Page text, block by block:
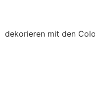
dekorieren mit den